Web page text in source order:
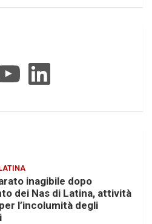
LinkedIn
inagibile dopo
dei Nas di Latina, attività
l’incolumità degli